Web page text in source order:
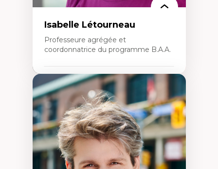
Isabelle Létourneau
Professeure agrégée et
coordonnatrice du programme B.A.A.
Expertises
Conciliation travail-vie personnelle
Gestion des ressources humaines
(attraction et fidélisation de la main-
d’œuvre)
Responsabilité sociale des organisations
Interventions organisationnelles
Comportement organisationnel
(mobilisation au travail)
Recherche qualitative
Éthique des affaires